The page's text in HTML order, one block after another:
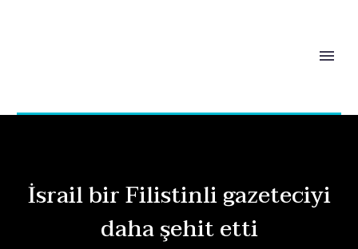
İsrail bir Filistinli gazeteciyi
daha şehit etti